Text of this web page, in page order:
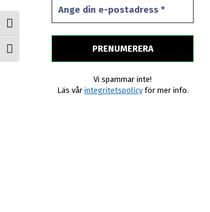
Slå på/av hög kontrast
Slå på/av textstorlek
Vi spammar inte!
Läs vår integritetspolicyför mer info.